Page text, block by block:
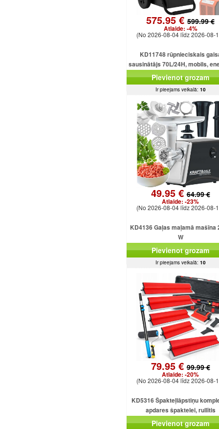
575.95 € 599.99 €
Atlaide: -4%
(No 2026-08-04 līdz 2026-08-
KD11748 rūpnieciskais
sausinātājs 70L/24H, mobils,
taupošs, 920W, 5.5L
Pievienot grozam
Ir pieejams veikalā: 10
49.95 €64.99 €
Atlaide: -23%
(No 2026-08-04 līdz 2026-08-
KD4136 Gaļas maļamā mašīna
W
Pievienot grozam
Ir pieejams veikalā: 10
79.95 €99.99 €
Atlaide: -20%
(No 2026-08-04 līdz 2026-08-
KD5316 Špakteļlāpstiņu
apdares špaktelei, rullītis
25/40/60/80/100 cm.
Pievienot grozam